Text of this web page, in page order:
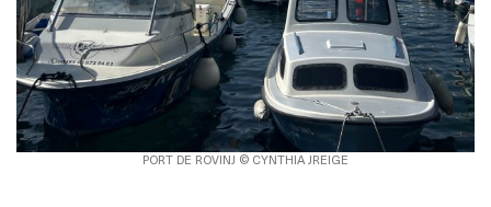
PORT DE ROVINJ © CYNTHIA JREIGE